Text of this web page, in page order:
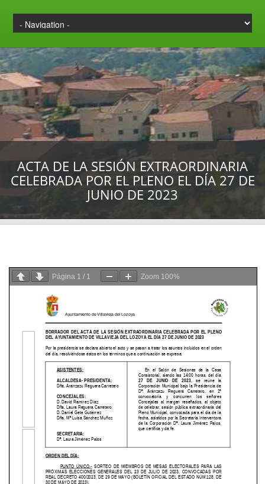
ACTA DE LA SESIÓN EXTRAORDINARIA
CELEBRADA POR EL PLENO EL DÍA 27 DE
JUNIO DE 2023
Página 1 / 1 Zoom 100%